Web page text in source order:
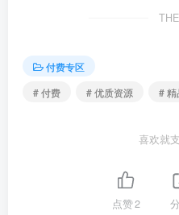
付费专区
# 付费
# 优质资源 # 精
喜欢就
点赞2